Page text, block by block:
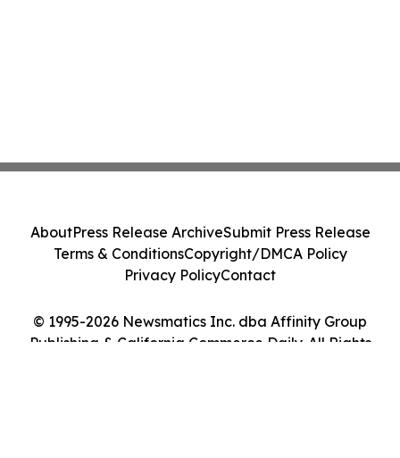
© 1995-2026 Newsmatics Inc. dba Affinity Group
Publishing & California Commerce Daily. All Rights
AboutPress Release ArchiveSubmit Press Release
Terms & ConditionsCopyright/DMCA Policy
Privacy PolicyContact